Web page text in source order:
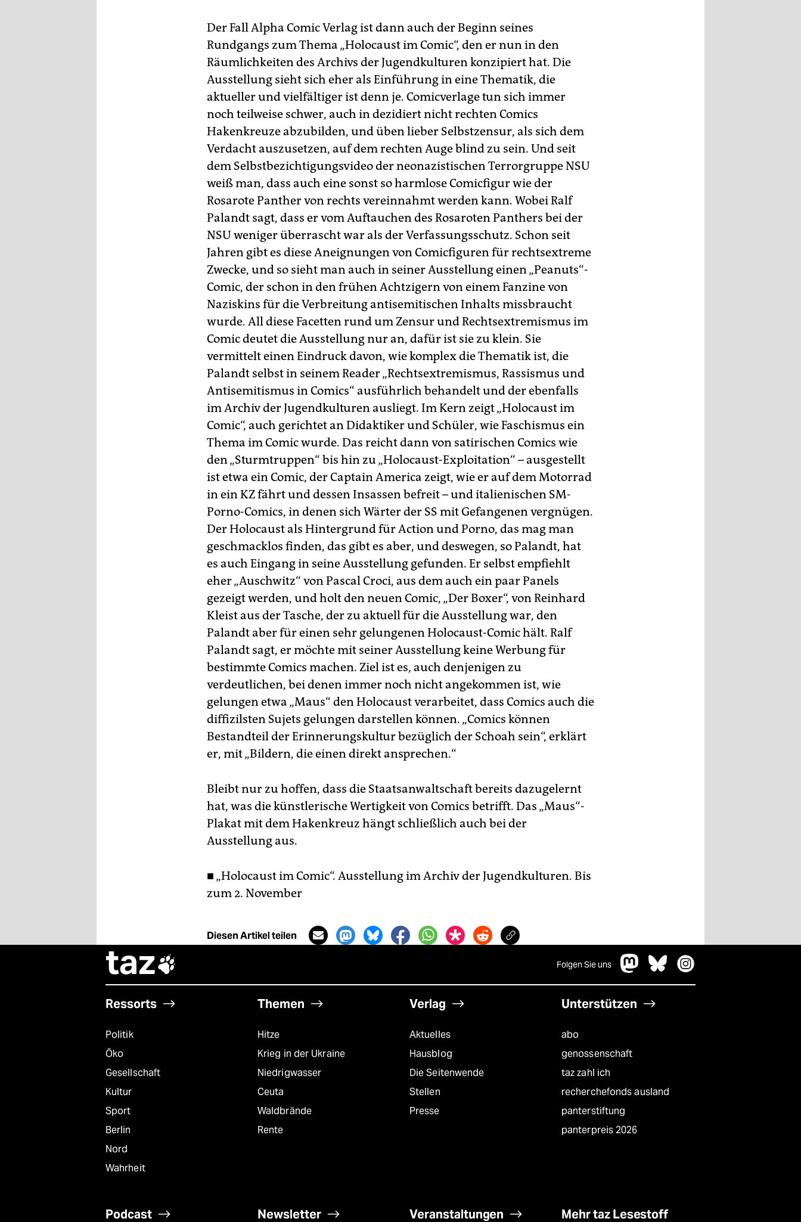
Der Fall Alpha Comic Verlag ist dann auch der Beginn seines
Rundgangs zum Thema „Holocaust im Comic“, den er nun in den
Räumlichkeiten des Archivs der Jugendkulturen konzipiert hat. Die
Ausstellung sieht sich eher als Einführung in eine Thematik, die
aktueller und vielfältiger ist denn je. Comicverlage tun sich immer
noch teilweise schwer, auch in dezidiert nicht rechten Comics
Hakenkreuze abzubilden, und üben lieber Selbstzensur, als sich dem
Verdacht auszusetzen, auf dem rechten Auge blind zu sein. Und seit
dem Selbstbezichtigungsvideo der neonazistischen Terrorgruppe NSU
weiß man, dass auch eine sonst so harmlose Comicfigur wie der
Rosarote Panther von rechts vereinnahmt werden kann. Wobei Ralf
Palandt sagt, dass er vom Auftauchen des Rosaroten Panthers bei der
NSU weniger überrascht war als der Verfassungsschutz. Schon seit
Jahren gibt es diese Aneignungen von Comicfiguren für rechtsextreme
Zwecke, und so sieht man auch in seiner Ausstellung einen „Peanuts“-
Comic, der schon in den frühen Achtzigern von einem Fanzine von
Naziskins für die Verbreitung antisemitischen Inhalts missbraucht
wurde. All diese Facetten rund um Zensur und Rechtsextremismus im
Comic deutet die Ausstellung nur an, dafür ist sie zu klein. Sie
vermittelt einen Eindruck davon, wie komplex die Thematik ist, die
Palandt selbst in seinem Reader „Rechtsextremismus, Rassismus und
Antisemitismus in Comics“ ausführlich behandelt und der ebenfalls
im Archiv der Jugendkulturen ausliegt. Im Kern zeigt „Holocaust im
Comic“, auch gerichtet an Didaktiker und Schüler, wie Faschismus ein
Thema im Comic wurde. Das reicht dann von satirischen Comics wie
den „Sturmtruppen“ bis hin zu „Holocaust-Exploitation“ – ausgestellt
ist etwa ein Comic, der Captain America zeigt, wie er auf dem Motorrad
in ein KZ fährt und dessen Insassen befreit – und italienischen SM-
Porno-Comics, in denen sich Wärter der SS mit Gefangenen vergnügen.
Der Holocaust als Hintergrund für Action und Porno, das mag man
geschmacklos finden, das gibt es aber, und deswegen, so Palandt, hat
es auch Eingang in seine Ausstellung gefunden. Er selbst empfiehlt
eher „Auschwitz“ von Pascal Croci, aus dem auch ein paar Panels
gezeigt werden, und holt den neuen Comic, „Der Boxer“, von Reinhard
Kleist aus der Tasche, der zu aktuell für die Ausstellung war, den
Palandt aber für einen sehr gelungenen Holocaust-Comic hält. Ralf
Palandt sagt, er möchte mit seiner Ausstellung keine Werbung für
bestimmte Comics machen. Ziel ist es, auch denjenigen zu
verdeutlichen, bei denen immer noch nicht angekommen ist, wie
gelungen etwa „Maus“ den Holocaust verarbeitet, dass Comics auch die
diffizilsten Sujets gelungen darstellen können. „Comics können
Bestandteil der Erinnerungskultur bezüglich der Schoah sein“, erklärt
er, mit „Bildern, die einen direkt ansprechen.“
Bleibt nur zu hoffen, dass die Staatsanwaltschaft bereits dazugelernt
hat, was die künstlerische Wertigkeit von Comics betrifft. Das „Maus“-
Plakat mit dem Hakenkreuz hängt schließlich auch bei der
Ausstellung aus.
■ „Holocaust im Comic“. Ausstellung im Archiv der Jugendkulturen. Bis
zum 2. November
Diesen Artikel teilen
taz Folgen Sie uns
Ressorts
Politik
Öko
Gesellschaft
Kultur
Sport
Berlin
Nord
Wahrheit
Themen
Hitze
Krieg in der Ukraine
Niedrigwasser
Ceuta
Waldbrände
Rente
Verlag
Aktuelles
Hausblog
Die Seitenwende
Stellen
Presse
Unterstützen
abo
genossenschaft
taz zahl ich
recherchefonds ausland
panterstiftung
panterpreis 2026
Podcast Newsletter Veranstaltungen Mehr taz Lesestoff